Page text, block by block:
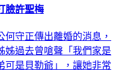
臉許聖梅
守正傳出離婚的消息，
姊過去曾嗆聲「我們家是
可是貝勒爺」，讓她非常